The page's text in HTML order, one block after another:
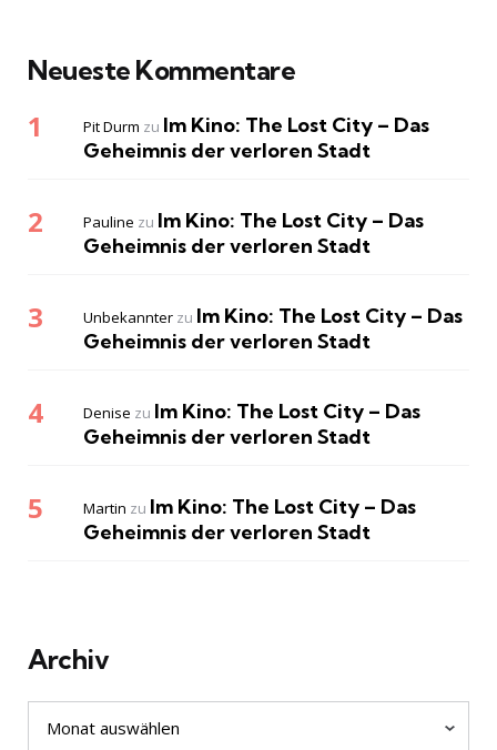
Neueste Kommentare
Pit Durm zu Im Kino: The Lost City – Das
Geheimnis der verloren Stadt
Pauline zu Im Kino: The Lost City – Das
Geheimnis der verloren Stadt
Unbekannter zu Im Kino: The Lost City – Das
Geheimnis der verloren Stadt
Denise zu Im Kino: The Lost City – Das
Geheimnis der verloren Stadt
Martin zu Im Kino: The Lost City – Das
Geheimnis der verloren Stadt
Archiv
Archiv